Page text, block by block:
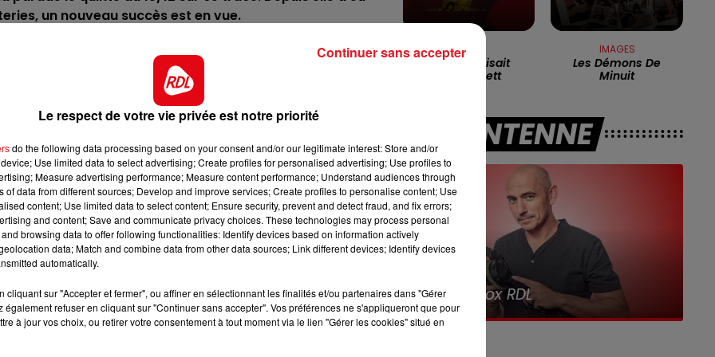
12h00 - 13h00 13h00 - 16h00
LES APRÈS-MIDI QUI CHANTENT
un nouveau succès est en vue.
elle est plaquée des antérieurs et déferrè des
épreuve. Elle ne devrait pas sortir du tiercé.
elle est capable d'exploser à n'importe quel moment
nécessaire pour prendre part à l'arrivée
chose car elle fait toutes ses courses. C'est une
les places
mais elle est prend son avoine avec des accessits, et
dans ce lot.
dans les épreuves de ce genre, mais si elle s'est avoir
surprise de sa part est possible.
au Croisé-laroche au mois d'octobre, puis a
elle pourrait faire l'arrivée.
des pistes :
DALIDA
Comme Disait
Mistinguett
IMAGES
Les Démons De
Minuit
A L'ANTENNE
Le Jukebox RDL Debout c'est l'heure
Le respect de votre vie privée est notre priorité
do the following data processing based on your consent and/or our legitimate interest: Store and/or
Use limited data to select advertising; Create profiles for personalised advertising; Use profiles to
Measure advertising performance; Measure content performance; Understand audiences through
of data from different sources; Develop and improve services; Create profiles to personalise content; Use
content; Use limited data to select content; Ensure security, prevent and detect fraud, and fix errors;
and content; Save and communicate privacy choices. These technologies may process personal
browsing data to offer following functionalities: Identify devices based on information actively
data; Match and combine data from other data sources; Link different devices; Identify devices
automatically.
cliquant sur "Accepter et fermer", ou affiner en sélectionnant les finalités et/ou partenaires dans "Gérer
également refuser en cliquant sur "Continuer sans accepter". Vos préférences ne s'appliqueront que pour
à jour vos choix, ou retirer votre consentement à tout moment via le lien "Gérer les cookies" situé en
Continuer sans accepter